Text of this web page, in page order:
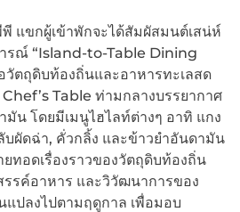
พี แขกผู้เข้าพักจะได้สัมผัสมนต์เสน่ห์
รณ์ “Island-to-Table Dining
ตถุดิบท้องถิ่นและอาหารทะเลสด
Table ท่ามกลางบรรยากาศ
มัน โดยมีเมนูไฮไลท์ต่างๆ อาทิ แกง
บผัดฉ่า, คั่วกลิ้ง และข้าวยำอันดามัน
ทอดเรื่องราวของวัตถุดิบท้องถิ่น
รรค์อาหาร และวิวัฒนาการของ
แปลงไปตามฤดูกาล เพื่อมอบ